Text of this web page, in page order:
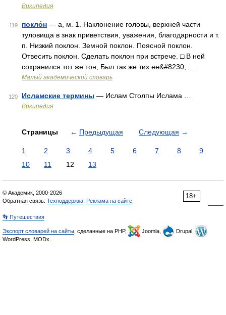
Википедия
119 покло́н — а, м. 1. Наклонение головы, верхней части
туловища в знак приветствия, уважения, благодарности и т.
п. Низкий поклон. Земной поклон. Поясной поклон.
Отвесить поклон. Сделать поклон при встрече. □ В ней
сохранился тот же тон, Был так же тих ее&#8230; …
Малый академический словарь
120 Исламские термины — Ислам Столпы Ислама …
Википедия
Страницы ← Предыдущая Следующая →
1 2 3 4 5 6 7 8
9
10
11 12 13
18+
© Академик, 2000-2026
Обратная связь: Техподдержка Реклама на сайте
👣 Путешествия
Экспорт словарей на сайты , сделанные на PHP, Joomla,
Drupal,
WordPress, MODx.